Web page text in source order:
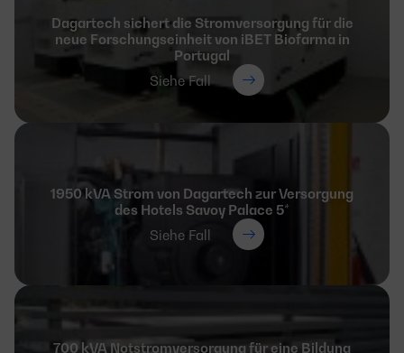
Dagartech sichert die Stromversorgung für die
neue Forschungseinheit von iBET Biofarma in
Portugal
Siehe Fall
1950 kVA Strom von Dagartech zur Versorgung
des Hotels Savoy Palace 5*
Siehe Fall
700 kVA Notstromversorgung für eine Bildung